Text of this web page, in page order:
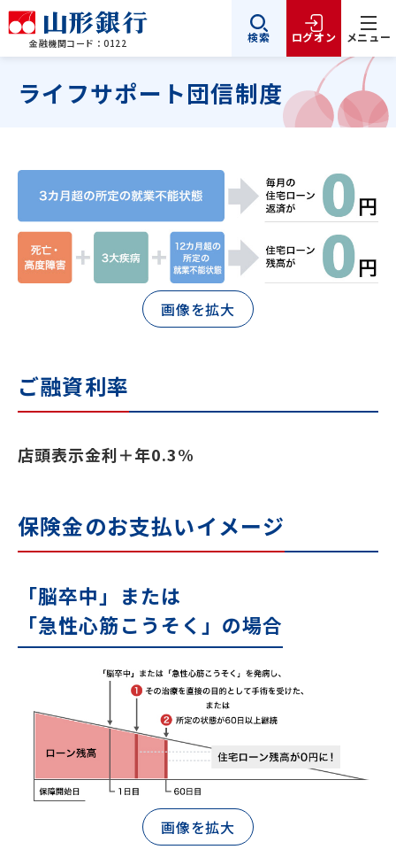
金融機関コード：0122 検索 ログオン メニュー
ライフサポート団信制度
画像を拡大
ご融資利率
店頭表示金利＋年0.3%
保険金のお支払いイメージ
「脳卒中」または
「急性心筋こうそく」の場合
画像を拡大